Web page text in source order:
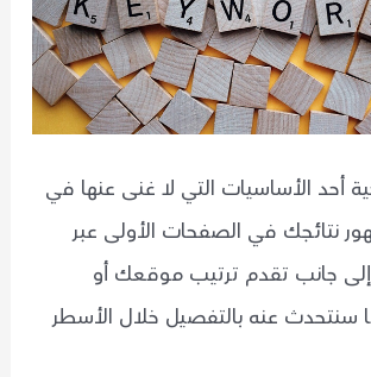
أحد الأساسيات التي لا غنى عنها في
نتائجك في الصفحات الأولى عبر
جانب تقدم ترتيب موقعك أو
سنتحدث عنه بالتفصيل خلال الأسطر